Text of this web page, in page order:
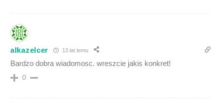
alkazelcer 13 lat temu
Bardzo dobra wiadomosc. wreszcie jakis konkret!
0